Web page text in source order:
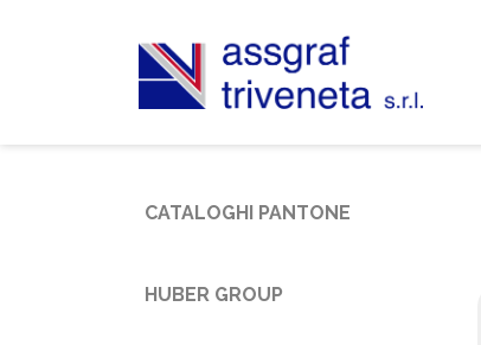
CATALOGHI PANTONE
HUBER GROUP